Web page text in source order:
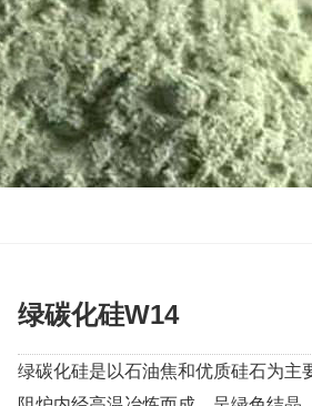
绿碳化硅W14
绿碳化硅是以石油焦和优质硅石为主